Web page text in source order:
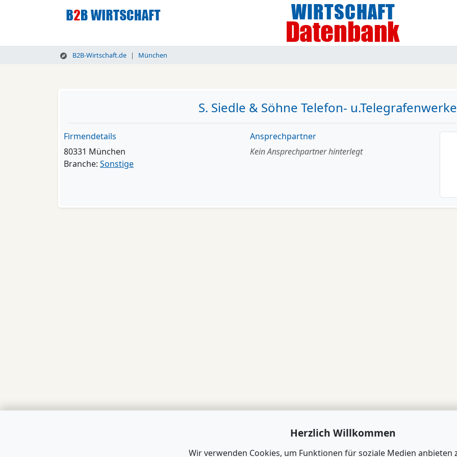
B2B-Wirtschaft.de München
S. Siedle & Söhne Telefon-
Firmendetails
80331 München
Branche: Sonstige
Ansprechpartner
Kein Ansprechpartner hinterlegt
Herzlich Willkommen
Wir verwenden Cookies, um Funktionen für soziale Medien anbieten